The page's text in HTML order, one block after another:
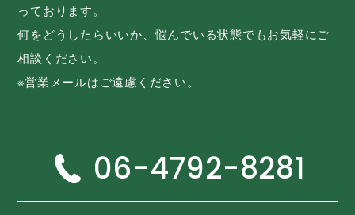
っております。
何をどうしたらいいか、悩んでいる状態でもお気軽にご
相談ください。
※営業メールはご遠慮ください。
06-4792-8281